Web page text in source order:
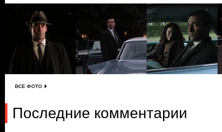
ВСЕ ФОТО
Последние комментарии